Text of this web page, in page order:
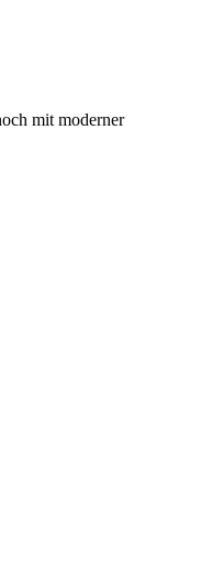
mit moderner